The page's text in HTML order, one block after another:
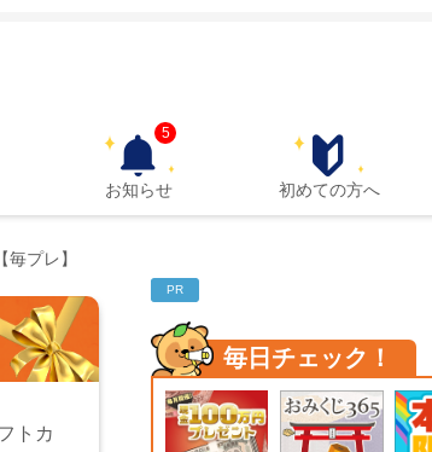
お知らせ
5
初めての方へ
プレ】
トカ
PR
毎日チェック！